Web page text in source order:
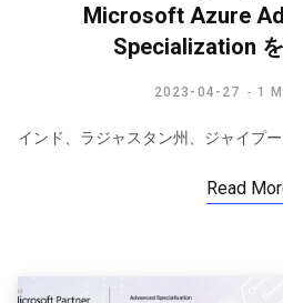
Microsoft Azure
Specialization
2023-04-27 1
インド、ラジャスタン州、ジャイプ
Read